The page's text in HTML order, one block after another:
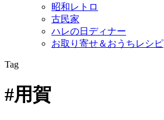
昭和レトロ
古民家
ハレの日ディナー
お取り寄せ＆おうちレシピ
Tag
#用賀